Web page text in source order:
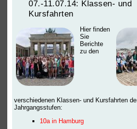
07.-11.07.14: Klassen- und
Kursfahrten
Hier finden
Sie
Berichte
zu den
verschiedenen Klassen- und Kursfahrten
Jahrgangsstufen:
10a in Hamburg